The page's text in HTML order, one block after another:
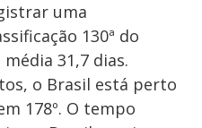
uma
130ª do
31,7 dias.
o Brasil está perto
178º. O tempo